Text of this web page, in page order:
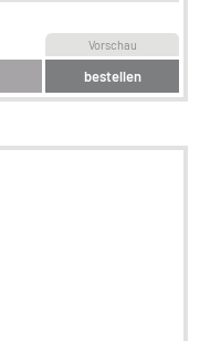
Vorschau
bestellen